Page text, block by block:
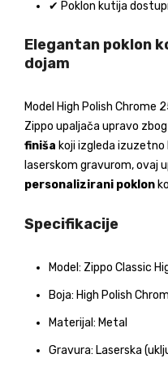
✔ Poklon kutija
Elegantan poklon
dojam
Model High Polish Chrome
Zippo upaljača upravo
finiša koji izgleda izuzetno
laserskom gravurom, ovaj
personalizirani poklon
Specifikacije
Model: Zippo Classic
Boja: High Polish
Materijal: Metal
Gravura: Laserska